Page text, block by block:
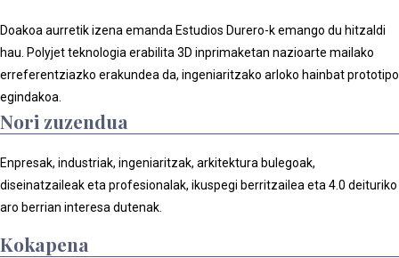
Doakoa aurretik izena emanda Estudios Durero-k emango du hitzaldi
hau. Polyjet teknologia erabilita 3D inprimaketan nazioarte mailako
erreferentziazko erakundea da, ingeniaritzako arloko hainbat prototipo
egindakoa.
Nori zuzendua
Enpresak, industriak, ingeniaritzak, arkitektura bulegoak,
diseinatzaileak eta profesionalak, ikuspegi berritzailea eta 4.0 deituriko
aro berrian interesa dutenak.
Kokapena